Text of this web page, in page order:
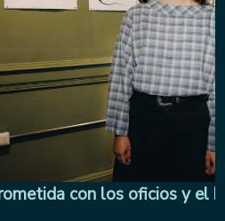
con los oficios y el